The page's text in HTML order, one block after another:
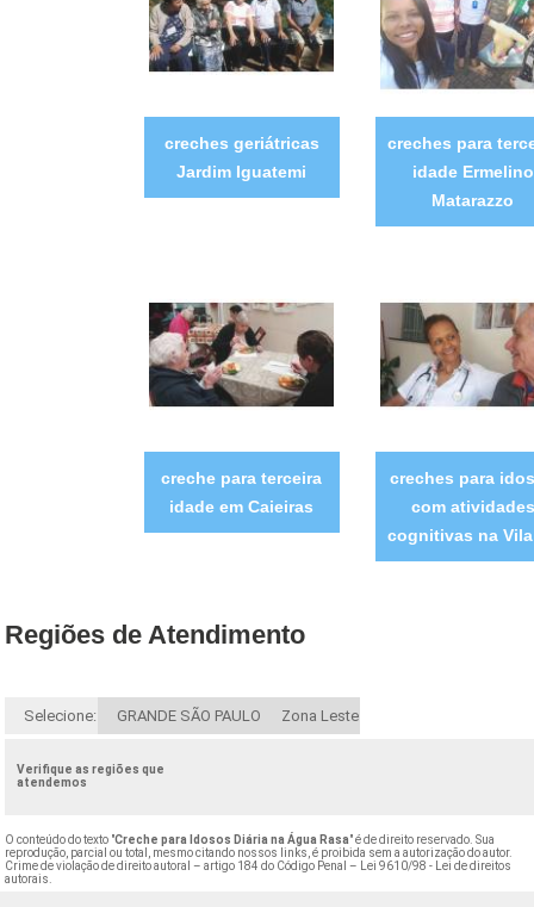
creches geriátricas
Jardim Iguatemi
creches para
idade Ermelino
Matarazzo
creche para terceira
idade em Caieiras
creches para
com atividades
cognitivas na Vila
Regiões de Atendimento
Selecione: GRANDE SÃO PAULO Zona Leste
Verifique as regiões que
atendemos
O conteúdo do texto "Creche para Idosos Diária na Água Rasa" é de direito reservado. Sua
reprodução, parcial ou total, mesmo citando nossos links, é proibida sem a autorização do autor.
Crime de violação de direito autoral – artigo 184 do Código Penal –
Lei 9610/98 - Lei de direitos
autorais